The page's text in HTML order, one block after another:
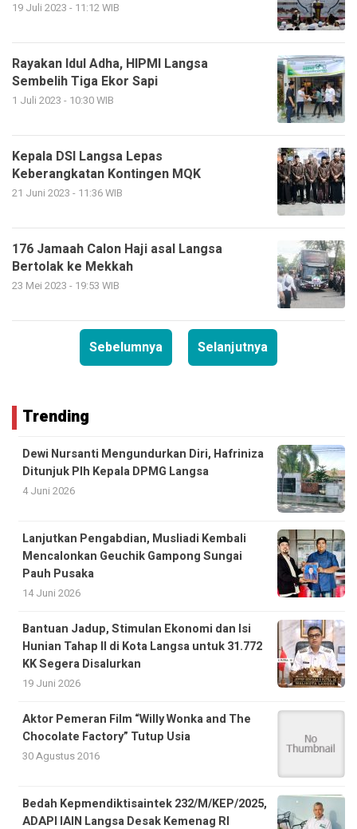
19 Juli 2023 - 11:12 WIB
Rayakan Idul Adha, HIPMI Langsa
Sembelih Tiga Ekor Sapi
1 Juli 2023 - 10:30 WIB
Kepala DSI Langsa Lepas
Keberangkatan Kontingen MQK
21 Juni 2023 - 11:36 WIB
176 Jamaah Calon Haji asal Langsa
Bertolak ke Mekkah
23 Mei 2023 - 19:53 WIB
Sebelumnya Selanjutnya
Trending
Dewi Nursanti Mengundurkan Diri, Hafriniza
Ditunjuk Plh Kepala DPMG Langsa
4 Juni 2026
Lanjutkan Pengabdian, Musliadi Kembali
Mencalonkan Geuchik Gampong Sungai
Pauh Pusaka
14 Juni 2026
Bantuan Jadup, Stimulan Ekonomi dan Isi
Hunian Tahap II di Kota Langsa untuk 31.772
KK Segera Disalurkan
19 Juni 2026
Aktor Pemeran Film “Willy Wonka and The
Chocolate Factory” Tutup Usia
30 Agustus 2016
Bedah Kepmendiktisaintek 232/M/KEP/2025,
ADAPI IAIN Langsa Desak Kemenag RI